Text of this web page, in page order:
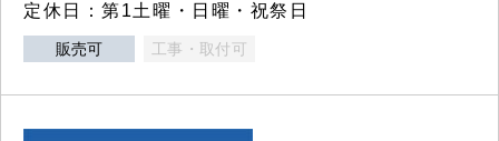
定休日：第1土曜・日曜・祝祭日
販売可 工事・取付可